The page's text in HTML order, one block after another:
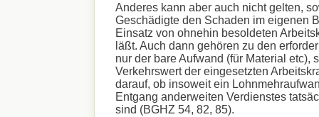
Anderes kann aber auch nicht gelten,
Geschädigte den Schaden im eigenen
Einsatz von ohnehin besoldeten
läßt. Auch dann gehören zu den
nur der bare Aufwand (für Material etc),
Verkehrswert der eingesetzten
darauf, ob insoweit ein
Entgang anderweiten Verdienstes
sind (BGHZ 54, 82, 85).